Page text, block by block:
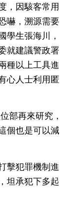
，因駭客常用
嚇，溯源需要
學生張海川，
就建議警政署
種以上工具進
心人士利用匿
部再來研究，
個也是可以減
擊犯罪機制進
坦承犯下多起